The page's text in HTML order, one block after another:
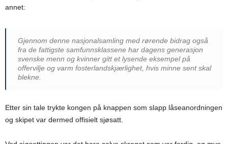
annet:
Gjennom denne nasjonalsamling med rørende bidrag også
fra de fattigste samfunnsklassene har dagens generasjon
svenske menn og kvinner gitt et lysende eksempel på
offervilje og varm fosterlandskjærlighet, hvis minne sent skal
blekne.
Etter sin tale trykte kongen på knappen som slapp låseanordningen
og skipet var dermed offisielt sjøsatt.